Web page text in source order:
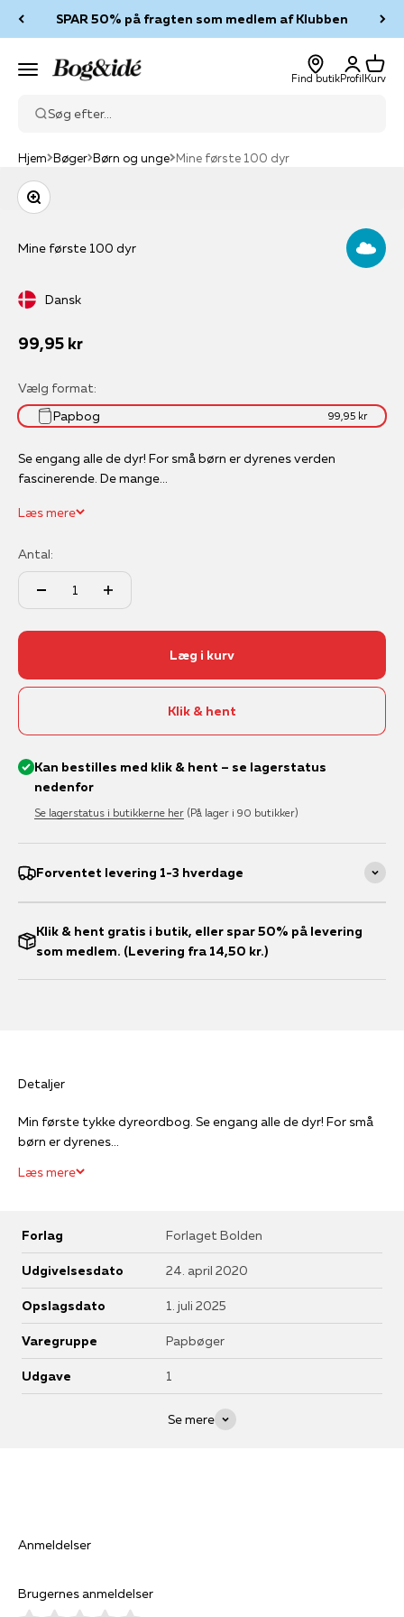
SPAR 50% på fragten som medlem af Klubben
Menu Bog & idé
Find butik
Log ind
Profil
Kurv
Kurv
Søg efter...
Hjem Bøger Børn og unge Mine første 100 dyr
Zoom
Mine første 100 dyr
Dansk
Salgspris
99,95 kr
Vælg format:
Papbog
99,95 kr
Se engang alle de dyr! For små børn er dyrenes verden
fascinerende. De mange...
Læs mere
Antal:
Læg i kurv
Klik & hent
Kan bestilles med klik & hent – se lagerstatus
nedenfor
Se lagerstatus i butikkerne her (På lager i 90 butikker)
Forventet levering 1-3 hverdage
Klik & hent gratis i butik, eller spar 50% på levering
som medlem. (Levering fra 14,50 kr.)
Detaljer
Min første tykke dyreordbog. Se engang alle de dyr! For små
børn er dyrenes...
Læs mere
Forlag Forlaget Bolden
Udgivelsesdato 24. april 2020
Opslagsdato 1. juli 2025
Varegruppe Papbøger
Udgave 1
Se mere
Anmeldelser
Brugernes anmeldelser